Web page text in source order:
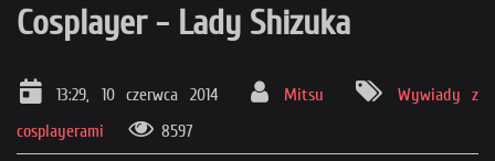
Cosplayer - Lady Shizuka
13:29, 10 czerwca 2014 Mitsu
Wywiady z
cosplayerami
8597